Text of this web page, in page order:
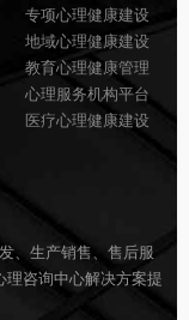
专项心理健康建设
地域心理健康建设
教育心理健康管理
心理服务机构平台
医疗心理健康建设
、生产销售、售后服
理咨询中心解决方案提